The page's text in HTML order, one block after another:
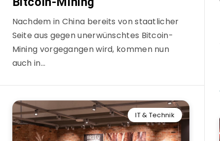
Nachdem in China bereits von staatlicher
Seite aus gegen unerwünschtes Bitcoin-
Mining vorgegangen wird, kommen nun
auch in…
IT & Technik